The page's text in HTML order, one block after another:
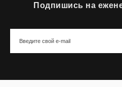
Подпишись на